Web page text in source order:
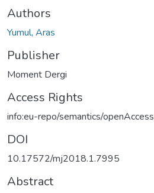
Authors
Yumul, Aras
Publisher
Moment Dergi
Access Rights
info:eu-repo/semantics/openAccess
DOI
10.17572/mj2018.1.7995
Abstract